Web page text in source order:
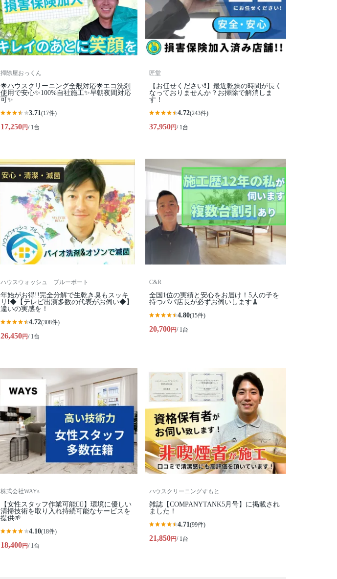
掃除屋おっくん
🌟ハウスクリーニング全般対応🌟エコ洗剤
使用で安心✨100%自社施工✨早朝夜間対応
可✨
3.71(17件)
17,250円/ 1台
匠堂
【お任せください❗️】最近乾燥の時間が長く
なっておりませんか？お掃除で解消しま
す！
4.72(243件)
37,950円/ 1台
ハウスウォッシュ ブルーポート
年始がお得!!完全分解で生乾き臭もスッキ
リ❗◆【テレビ出演多数の代表がお伺い◆】
違いの実感を！
4.72(308件)
26,450円/ 1台
C&R
全国1位の実績と安心をお届け！5人の子を
持つパパ店長が必ずお伺いします🧹
4.80(15件)
20,700円/ 1台
株式会社WAYs
【女性スタッフ作業可能🙆‍♀️】環境に優しい
清掃技術を取り入れ持続可能なサービスを
提供🌱
4.10(18件)
18,400円/ 1台
ハウスクリーニングすもと
雑誌【COMPANYTANK5月号】に掲載され
ました！
4.71(99件)
21,850円/ 1台